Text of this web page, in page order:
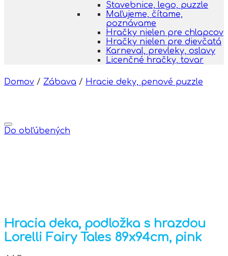
Stavebnice, lego, puzzle
Maľujeme, čítame,
poznávame
Hračky nielen pre chlapcov
Hračky nielen pre dievčatá
Karneval, prevleky, oslavy
Licenčné hračky, tovar
Domov / Zábava / Hracie deky, penové puzzle
Do obľúbených
Hracia deka, podložka s hrazdou
Lorelli Fairy Tales 89x94cm, pink